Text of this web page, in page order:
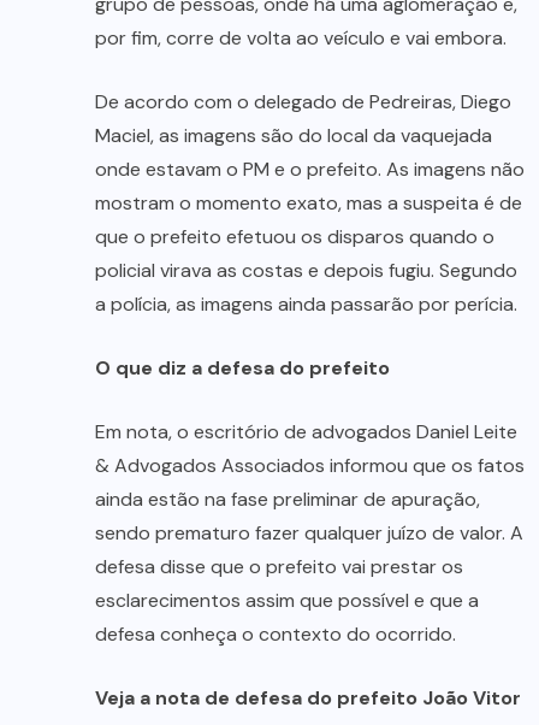
por fim, corre de volta ao veículo e vai embora.
De acordo com o delegado de Pedreiras, Diego
Maciel, as imagens são do local da vaquejada
onde estavam o PM e o prefeito. As imagens não
mostram o momento exato, mas a suspeita é de
que o prefeito efetuou os disparos quando o
policial virava as costas e depois fugiu. Segundo
a polícia, as imagens ainda passarão por perícia.
O que diz a defesa do prefeito
Em nota, o escritório de advogados Daniel Leite
& Advogados Associados informou que os fatos
ainda estão na fase preliminar de apuração,
sendo prematuro fazer qualquer juízo de valor. A
defesa disse que o prefeito vai prestar os
esclarecimentos assim que possível e que a
defesa conheça o contexto do ocorrido.
Veja a nota de defesa do prefeito João Vitor